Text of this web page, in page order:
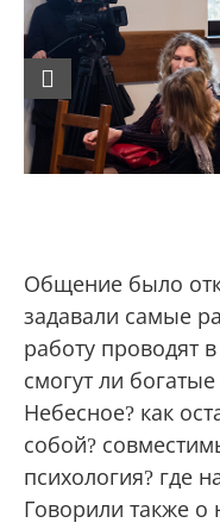
Previous
Общение было
задавали самые
работу проводят
смогут ли
Небесное? как
собой?
психология? где
Говорили также о